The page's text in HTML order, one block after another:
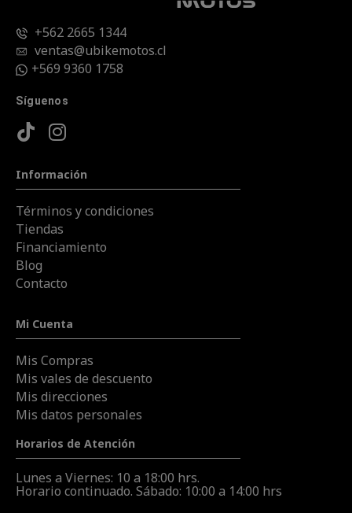
+562 2665 1344
ventas@ubikemotos.cl
+569 9360 1758
Síguenos
Información
Términos y condiciones
Tiendas
Financiamiento
Blog
Contacto
Mi Cuenta
Mis Compras
Mis vales de descuento
Mis direcciones
Mis datos personales
Horarios de Atención
Lunes a Viernes: 10 a 18:00 hrs.
Horario continuado. Sábado: 10:00 a 14:00 hrs